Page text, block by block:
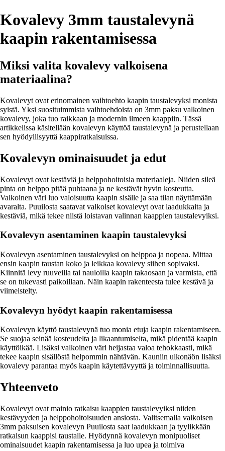
Kovalevy 3mm taustalevynä
kaapin rakentamisessa
Miksi valita kovalevy valkoisena
materiaalina?
Kovalevyt ovat erinomainen vaihtoehto kaapin taustalevyksi monista
syistä. Yksi suosituimmista vaihtoehdoista on 3mm paksu valkoinen
kovalevy, joka tuo raikkaan ja modernin ilmeen kaappiin. Tässä
artikkelissa käsitellään kovalevyn käyttöä taustalevynä ja perustellaan
sen hyödyllisyyttä kaappiratkaisuissa.
Kovalevyn ominaisuudet ja edut
Kovalevyt ovat kestäviä ja helppohoitoisia materiaaleja. Niiden sileä
pinta on helppo pitää puhtaana ja ne kestävät hyvin kosteutta.
Valkoinen väri luo valoisuutta kaapin sisälle ja saa tilan näyttämään
avaralta. Puuilosta saatavat valkoiset kovalevyt ovat laadukkaita ja
kestäviä, mikä tekee niistä loistavan valinnan kaappien taustalevyiksi.
Kovalevyn asentaminen kaapin taustalevyksi
Kovalevyn asentaminen taustalevyksi on helppoa ja nopeaa. Mittaa
ensin kaapin taustan koko ja leikkaa kovalevy siihen sopivaksi.
Kiinnitä levy ruuveilla tai nauloilla kaapin takaosaan ja varmista, että
se on tukevasti paikoillaan. Näin kaapin rakenteesta tulee kestävä ja
viimeistelty.
Kovalevyn hyödyt kaapin rakentamisessa
Kovalevyn käyttö taustalevynä tuo monia etuja kaapin rakentamiseen.
Se suojaa seinää kosteudelta ja likaantumiselta, mikä pidentää kaapin
käyttöikää. Lisäksi valkoinen väri heijastaa valoa tehokkaasti, mikä
tekee kaapin sisällöstä helpommin nähtävän. Kauniin ulkonäön lisäksi
kovalevy parantaa myös kaapin käytettävyyttä ja toiminnallisuutta.
Yhteenveto
Kovalevyt ovat mainio ratkaisu kaappien taustalevyiksi niiden
kestävyyden ja helppohoitoisuuden ansiosta. Valitsemalla valkoisen
3mm paksuisen kovalevyn Puuilosta saat laadukkaan ja tyylikkään
ratkaisun kaappisi taustalle. Hyödynnä kovalevyn monipuoliset
ominaisuudet kaapin rakentamisessa ja luo upea ja toimiva